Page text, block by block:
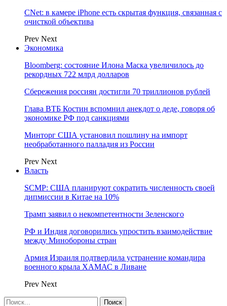
CNet: в камере iPhone есть скрытая функция, связанная с
очисткой объектива
Prev Next
Экономика
Bloomberg: состояние Илона Маска увеличилось до
рекордных 722 млрд долларов
Сбережения россиян достигли 70 триллионов рублей
Глава ВТБ Костин вспомнил анекдот о деде, говоря об
экономике РФ под санкциями
Минторг США установил пошлину на импорт
необработанного палладия из России
Prev Next
Власть
SCMP: США планируют сократить численность своей
дипмиссии в Китае на 10%
Трамп заявил о некомпетентности Зеленского
РФ и Индия договорились упростить взаимодействие
между Минобороны стран
Армия Израиля подтвердила устранение командира
военного крыла ХАМАС в Ливане
Prev Next